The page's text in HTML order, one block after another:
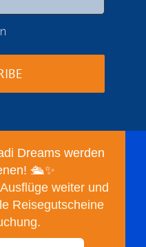
Dreams werden
🛳️✨
weiter und
Reisegutscheine